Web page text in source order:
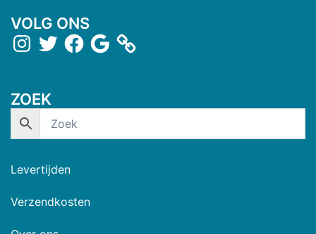
VOLG ONS
ZOEK
Levertijden
Verzendkosten